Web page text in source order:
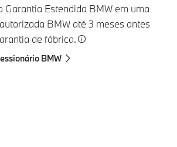
Garantia Estendida BMW em uma
BMW até 3 meses antes
de fábrica.
BMW